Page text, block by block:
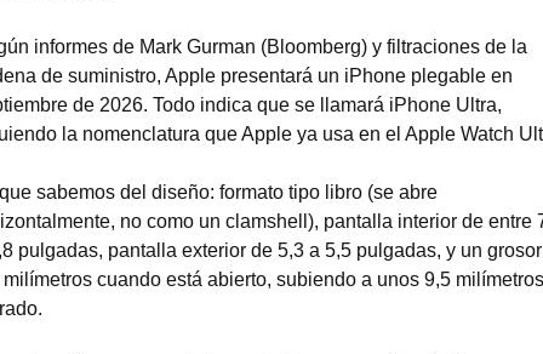
informes de Mark Gurman (Bloomberg) y filtraciones de la
de suministro, Apple presentará un iPhone plegable en
de 2026. Todo indica que se llamará iPhone Ultra,
la nomenclatura que Apple ya usa en el Apple Watch
sabemos del diseño: formato tipo libro (se abre
no como un clamshell), pantalla interior de entre
pulgadas, pantalla exterior de 5,3 a 5,5 pulgadas, y un
milímetros cuando está abierto, subiendo a unos 9,5 milímetros